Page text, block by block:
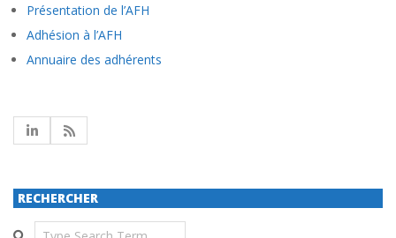
Présentation de l’AFH
Adhésion à l’AFH
Annuaire des adhérents
RECHERCHER
Search